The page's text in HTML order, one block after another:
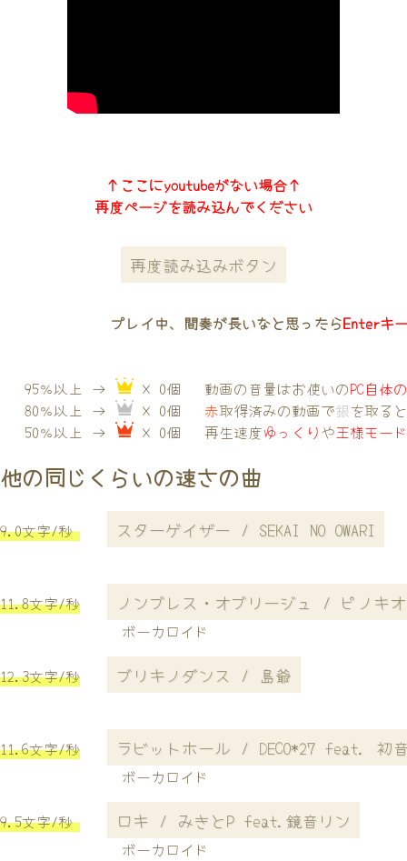
↑ここにyoutubeがない場合↑
再度ページを読み込んでください
再度読み込みボタン
プレイ中、間奏が長いなと思ったらEnterキ
95％以上 →
× 0個
80％以上 →
× 0個
50％以上 →
× 0個
動画の音量はお使いのPC自体
赤取得済みの動画で銀を取る
再生速度ゆっくりや王様モー
他の同じくらいの速さの曲
9.0文字/秒 スターゲイザー / SEKAI NO OWARI
11.8文字/秒 ノンブレス・オブリージュ / ピノキ
ボーカロイド
12.3文字/秒 ブリキノダンス / 島爺
11.6文字/秒 ラビットホール / DECO*27 feat. 初
ボーカロイド
9.5文字/秒 ロキ / みきとP feat.鏡音リン
ボーカロイド